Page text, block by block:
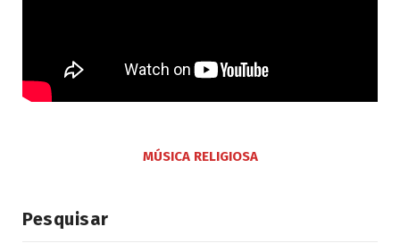
MÚSICA RELIGIOSA
Pesquisar